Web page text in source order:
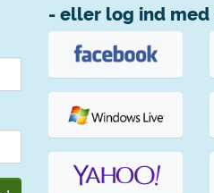
- eller log ind med